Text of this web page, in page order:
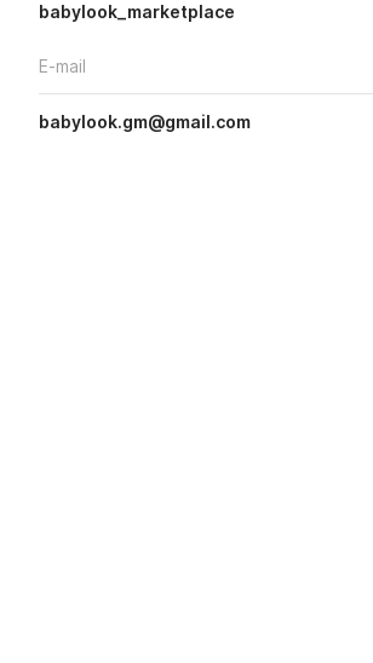
babylook_marketplace
E-mail
babylook.gm@gmail.com